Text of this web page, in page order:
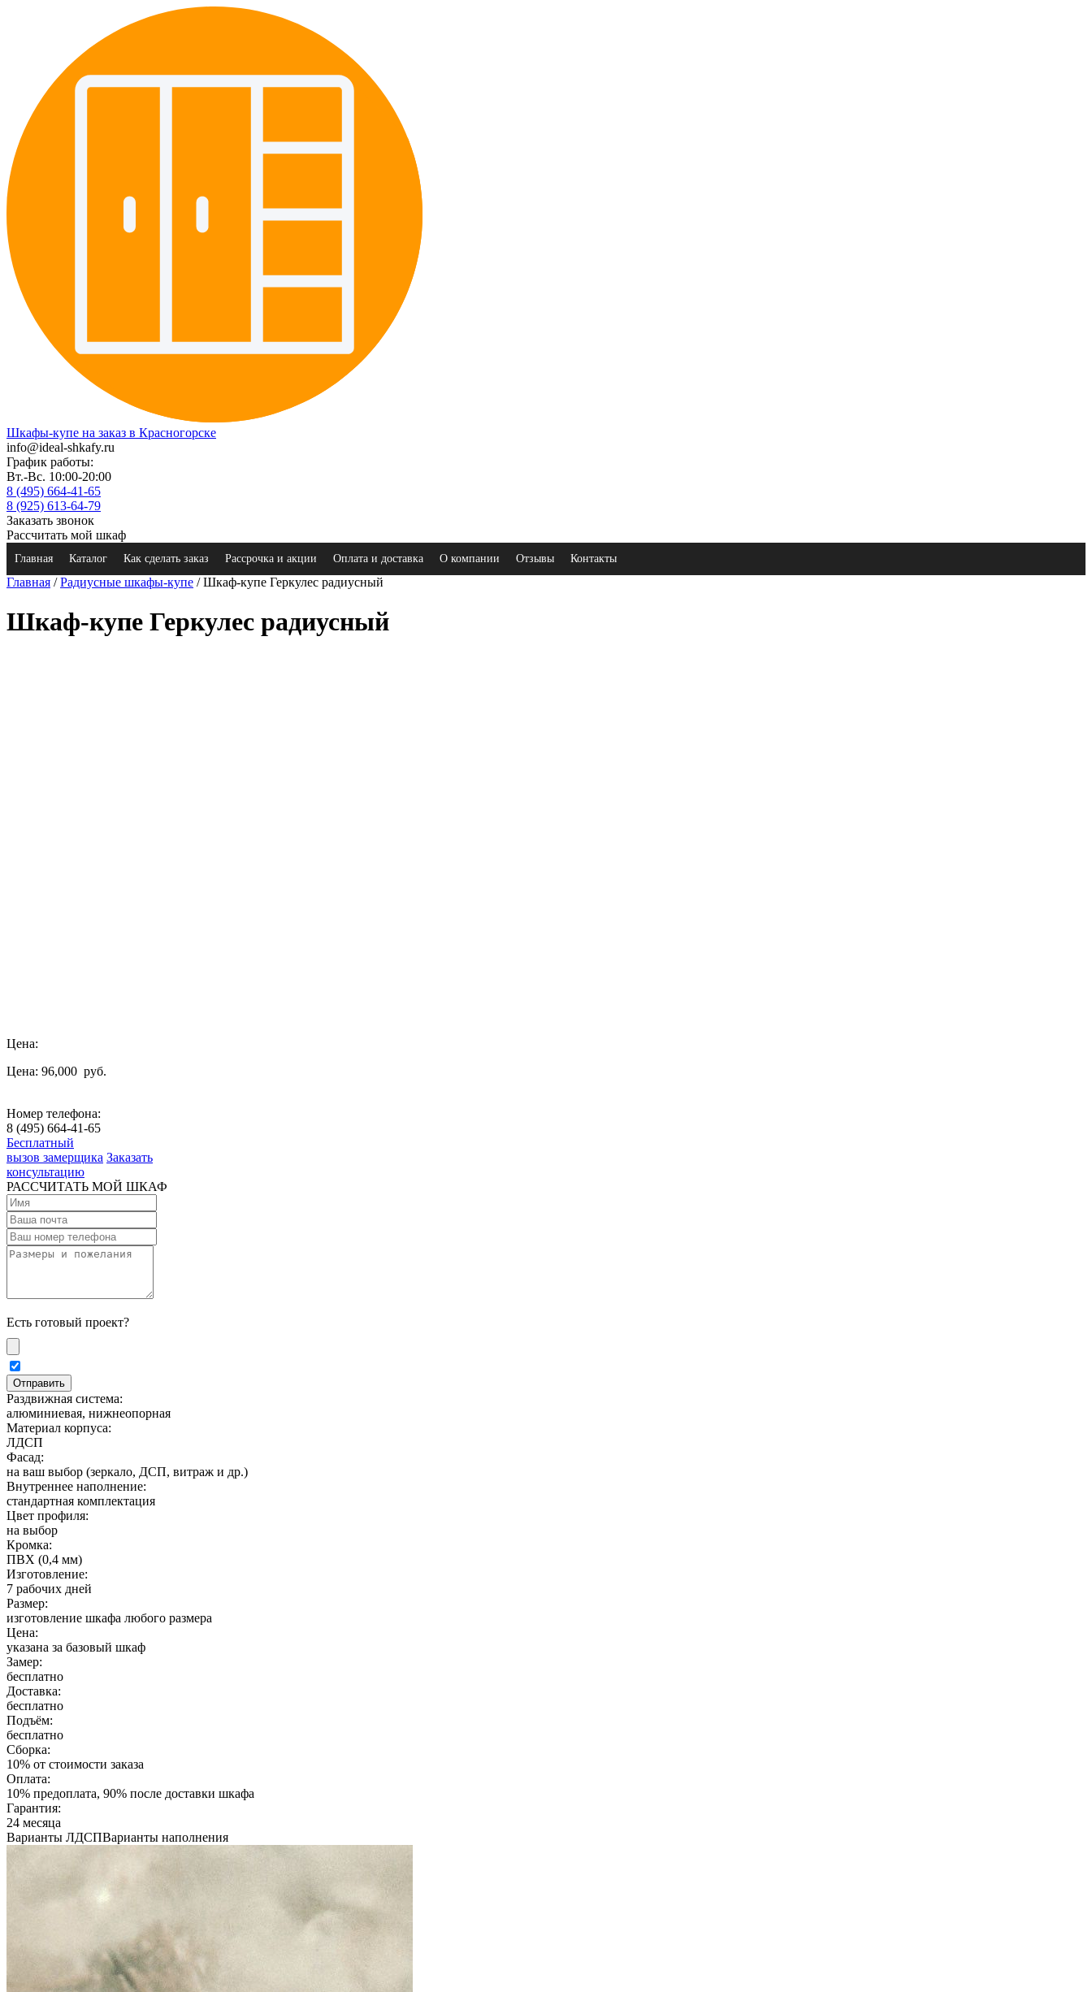
Шкафы-купе на заказ в Красногорске
info@ideal-shkafy.ru
График работы:
Вт.-Вс. 10:00-20:00
8 (495) 664-41-65
8 (925) 613-64-79
Заказать звонок
Рассчитать мой шкаф
Главная Каталог Как сделать заказ Рассрочка и акции Оплата и доставка О компании Отзывы Контакты
Главная /Радиусные шкафы-купе / Шкаф-купе Геркулес радиусный
Шкаф-купе Геркулес радиусный
Цена:
Цена: 96,000 руб.
Номер телефона:
8 (495) 664-41-65
Бесплатный
вызов замерщика Заказать
консультацию
РАССЧИТАТЬ МОЙ ШКАФ
Есть готовый проект?
Раздвижная система:
алюминиевая, нижнеопорная
Материал корпуса:
ЛДСП
Фасад:
на ваш выбор (зеркало, ДСП, витраж и др.)
Внутреннее наполнение:
стандартная комплектация
Цвет профиля:
на выбор
Кромка:
ПВХ (0,4 мм)
Изготовление:
7 рабочих дней
Размер:
изготовление шкафа любого размера
Цена:
указана за базовый шкаф
Замер:
бесплатно
Доставка:
бесплатно
Подъём:
бесплатно
Сборка:
10% от стоимости заказа
Оплата:
10% предоплата, 90% после доставки шкафа
Гарантия:
24 месяца
Варианты ЛДСПВарианты наполнения